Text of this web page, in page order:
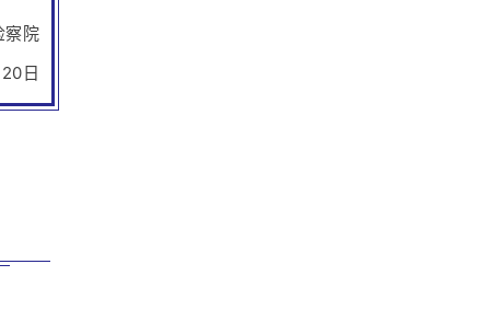
院